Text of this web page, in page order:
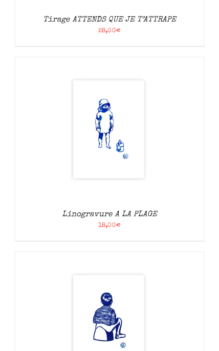
Tirage ATTENDS QUE JE T’ATTRAPE
28,00€
Linogravure A LA PLAGE
18,00€